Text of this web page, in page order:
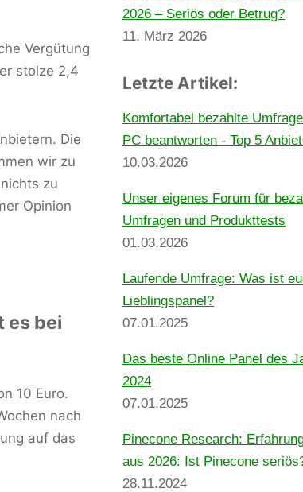
Vergütung
stolze 2,4
Die
wir zu
zu
Opinion
es bei
10 Euro.
nach
auf das
2026 – Seriös oder Betrug?
11. März 2026
Letzte Artikel:
Komfortabel bezahlte
PC beantworten - Top 5
10.03.2026
Unser eigenes Forum für
Umfragen und Produkttests
01.03.2026
Laufende Umfrage: Was ist
Lieblingspanel?
07.01.2025
Das beste Online Panel des
2024
07.01.2025
Pinecone Research:
aus 2026: Ist Pinecone
28.11.2024